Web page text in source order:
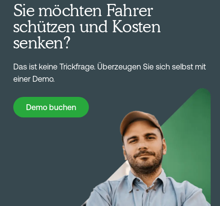
Sie möchten Fahrer
schützen und Kosten
senken?
Das ist keine Trickfrage. Überzeugen Sie sich selbst mit
einer Demo.
Demo buchen
Demo buchen